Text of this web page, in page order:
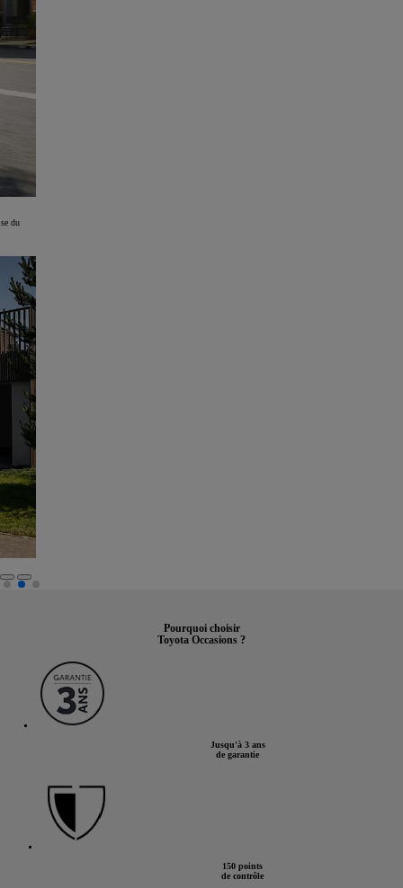
du
Pourquoi choisir
Toyota Occasions ?
Jusqu'à 3 ans
de garantie
150 points
de contrôle